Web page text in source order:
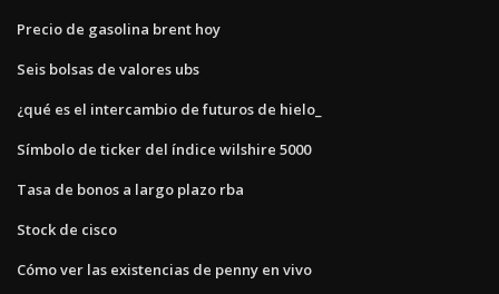
Precio de gasolina brent hoy
Seis bolsas de valores ubs
¿qué es el intercambio de futuros de hielo_
Símbolo de ticker del índice wilshire 5000
Tasa de bonos a largo plazo rba
Stock de cisco
Cómo ver las existencias de penny en vivo